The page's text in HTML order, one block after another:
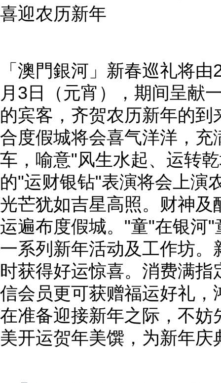
喜迎农历新年
「澳門銀河」新春巡礼将
月3日（元宵），期间呈献
的宾客，齐贺农历新年的
合度假城将会喜气洋洋，
车，喻意"风生水起、运转
的"运财银钻"表演将会上演
光芒犹如吉星高照。财神
运遍布度假城。"童"在银河
一系列新年活动及工作坊
时获得好运惊喜。消费满
信会员更可获赠福运好礼
在准备迎接新年之际，不
美开运贺年美馔，为新年庆